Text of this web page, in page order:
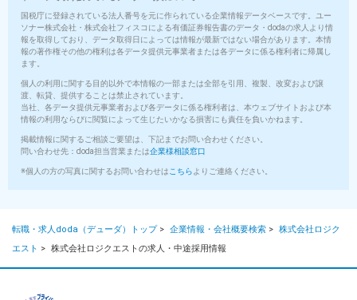
国税庁に登録されている法人番号を元に作られている企業情報データベースです。ユー
ソナー株式会社・株式会社フィスコによる有価証券報告書のデータ・dodaの求人より情
報を取得しており、データ取得日によっては情報が最新ではない場合があります。本情
報の著作権その他の権利は各データ提供元事業者または各データに係る権利者に帰属し
ます。
個人の利用に関する目的以外で本情報の一部または全部を引用、複製、改変および譲
渡、転貸、提供することは禁止されています。
当社、各データ提供元事業者および各データに係る権利者は、本ウェブサイトおよび本
情報の利用ならびに閲覧によって生じたいかなる損害にも責任を負いかねます。
掲載情報に関するご相談ご要望は、下記までお問い合わせください。
問い合わせ先：doda担当営業または企業様相談窓口
※個人の方の写真に関するお問い合わせは こちら よりご連絡ください。
転職・求人doda（デューダ）トップ> 企業情報・会社概要検索 > 株式会社ロジク
エスト > 株式会社ロジクエストの求人・中途採用情報